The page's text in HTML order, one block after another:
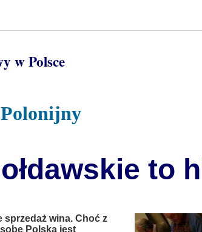
w Polsce
to
wina. Choć z
Polska jest